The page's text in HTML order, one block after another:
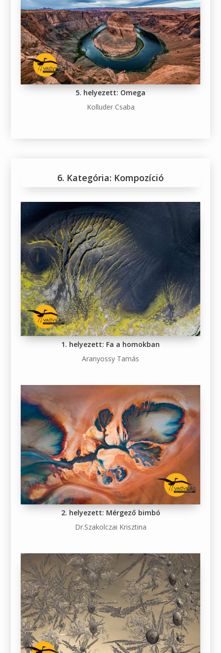
5. helyezett: Omega
Kolluder Csaba
6. Kategória: Kompozíció
1. helyezett: Fa a homokban
Aranyossy Tamás
2. helyezett: Mérgező bimbó
Dr.Szakolczai Krisztina